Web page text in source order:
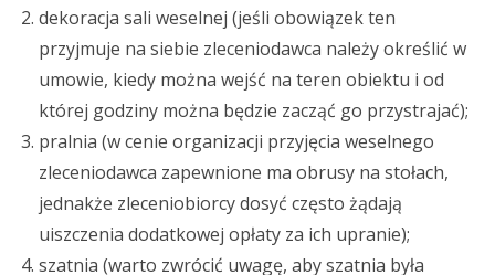
dekoracja sali weselnej (jeśli obowiązek ten
przyjmuje na siebie zleceniodawca należy określić w
umowie, kiedy można wejść na teren obiektu i od
której godziny można będzie zacząć go przystrajać);
pralnia (w cenie organizacji przyjęcia weselnego
zleceniodawca zapewnione ma obrusy na stołach,
jednakże zleceniobiorcy dosyć często żądają
uiszczenia dodatkowej opłaty za ich upranie);
szatnia (warto zwrócić uwagę, aby szatnia była